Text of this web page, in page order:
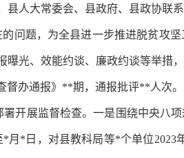
县人大常委会、县政府、县政协
问题，为全县进一步推进脱贫攻
曝光、效能约谈、廉政约谈等举措
督办通报》**期，通报批评**人次。
署开展监督检查。一是围绕中央八
*日，对县教科局等*个单位2023